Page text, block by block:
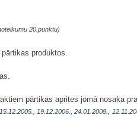
20.punktu)
produktos.
pārtikas aprites jomā nosaka
15.12.2005.,19.12.2006.,24.01.2008.,